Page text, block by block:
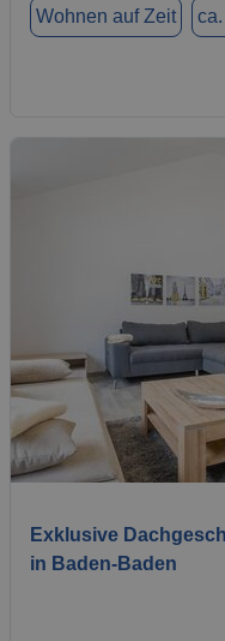
Wohnen auf Zeit
Exklusive
in Baden-Baden